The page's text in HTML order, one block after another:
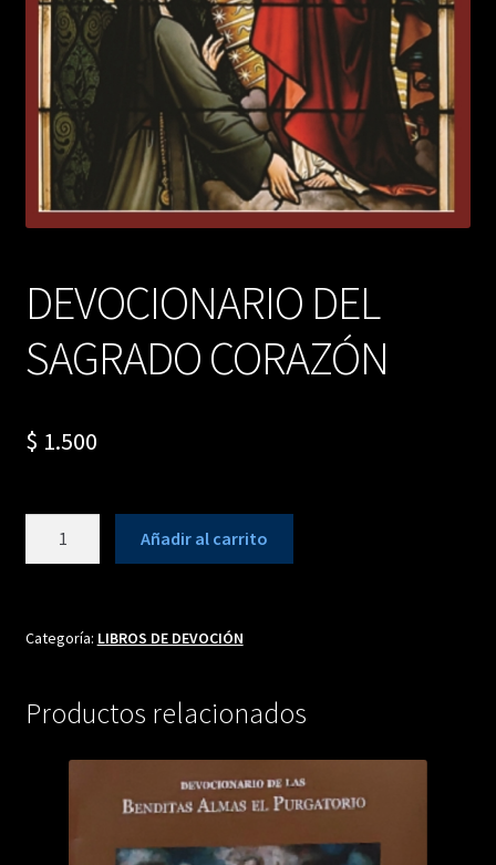
DEVOCIONARIO DEL
SAGRADO CORAZÓN
$ 1.500
cantidad
Añadir al carrito
Categoría: LIBROS DE DEVOCIÓN
Productos relacionados